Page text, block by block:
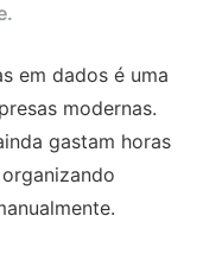
em dados é uma
modernas.
gastam horas